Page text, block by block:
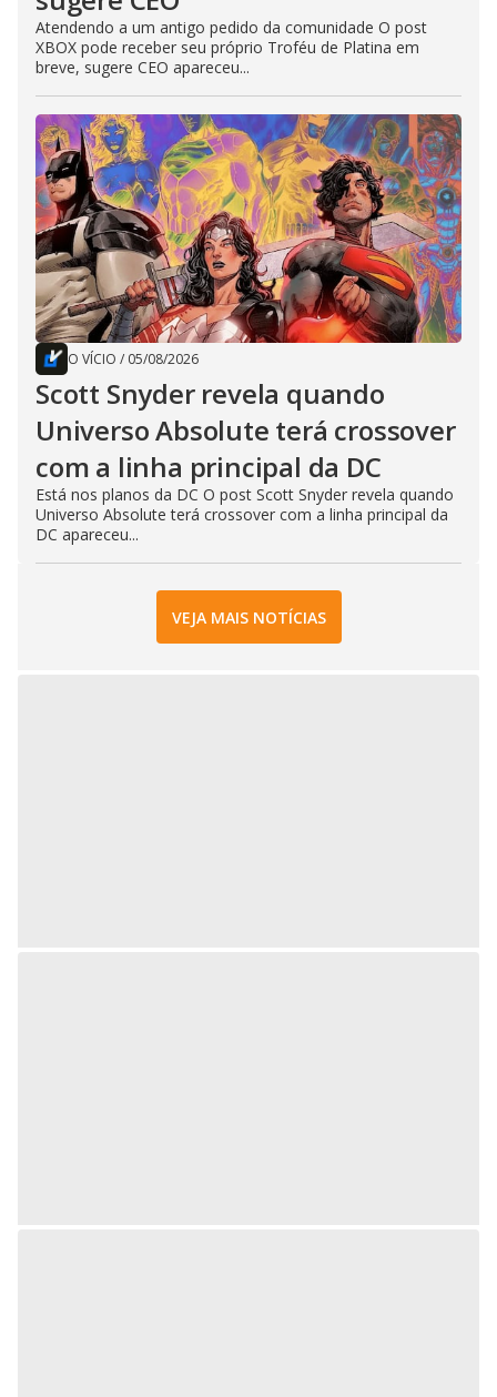
Atendendo a um antigo pedido da comunidade O post
XBOX pode receber seu próprio Troféu de Platina em
breve, sugere CEO apareceu...
O VÍCIO / 05/08/2026
Scott Snyder revela quando
Universo Absolute terá crossover
com a linha principal da DC
Está nos planos da DC O post Scott Snyder revela quando
Universo Absolute terá crossover com a linha principal da
DC apareceu...
VEJA MAIS NOTÍCIAS